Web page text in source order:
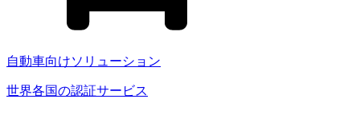
自動車向けソリューション
世界各国の認証サービス